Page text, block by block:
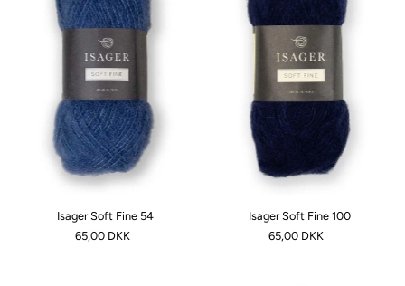
Isager Soft Fine 54
65,00 DKK
Isager Soft Fine 100
65,00 DKK